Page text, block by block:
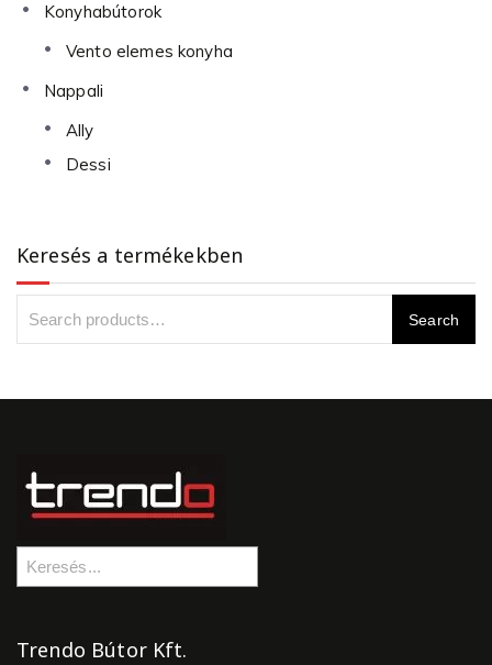
Konyhabútorok
Vento elemes konyha
Nappali
Ally
Dessi
Keresés a termékekben
Trendo Bútor Kft.